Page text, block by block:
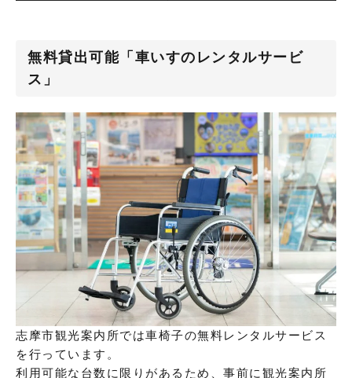
無料貸出可能「車いすのレンタルサービ
ス」
志摩市観光案内所では車椅子の無料レンタルサービス
を行っています。
利用可能な台数に限りがあるため、事前に観光案内所